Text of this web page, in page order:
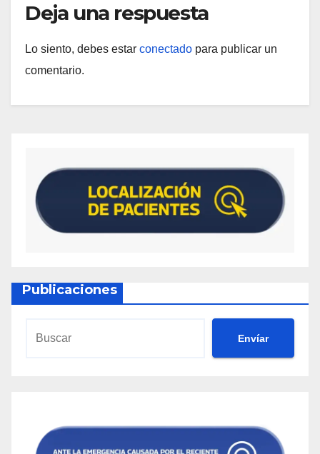
Deja una respuesta
Lo siento, debes estar conectado para publicar un
comentario.
Publicaciones
Envíar